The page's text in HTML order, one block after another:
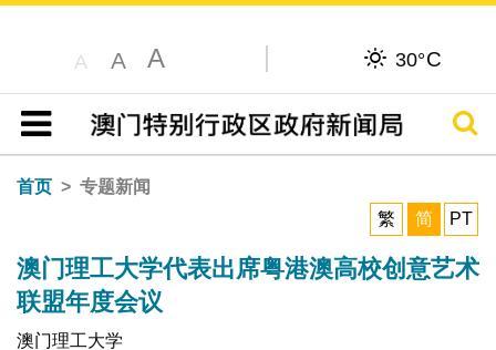
A A A 30°C
目录
搜寻
首页
专题新闻
繁
简 PT
澳门理工大学代表出席粤港澳高校创意艺术
联盟年度会议
澳门理工大学